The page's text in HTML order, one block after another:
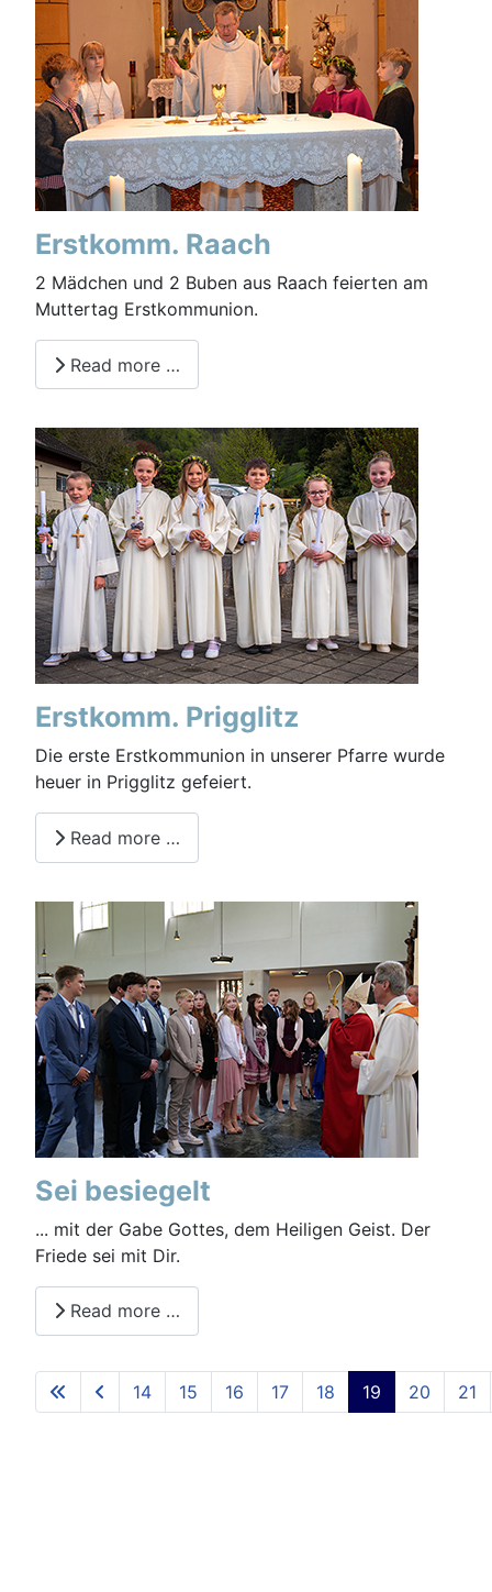
Erstkomm. Raach
2 Mädchen und 2 Buben aus Raach feierten am
Muttertag Erstkommunion.
Read more …
Erstkomm. Prigglitz
Die erste Erstkommunion in unserer Pfarre wurde
heuer in Prigglitz gefeiert.
Read more …
Sei besiegelt
... mit der Gabe Gottes, dem Heiligen Geist. Der
Friede sei mit Dir.
Read more …
Seite 19 von 36
14 15 16 17 18 19 20 21